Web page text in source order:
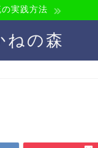
実践方法
ねの森